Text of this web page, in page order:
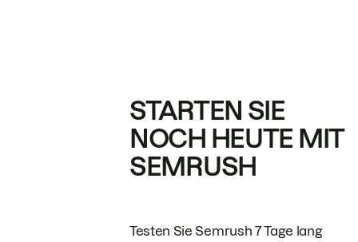
STARTEN SIE
NOCH HEUTE MIT
SEMRUSH
Testen Sie Semrush 7 Tage lang